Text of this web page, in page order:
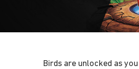
Birds are unlocked as